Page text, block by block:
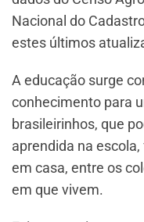
Nacional do
estes últimos
A educação surge
conhecimento para
brasileirinhos, que
aprendida na
em casa, entre os
em que vivem.